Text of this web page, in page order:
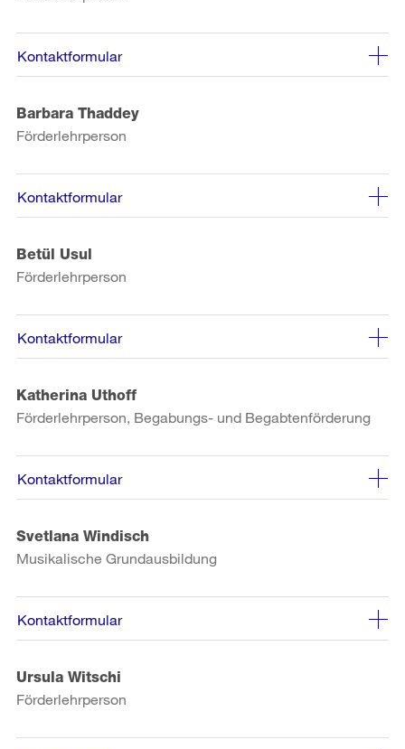
Kontaktformular
Barbara Thaddey
Förderlehrperson
Kontaktformular
Betül Usul
Förderlehrperson
Kontaktformular
Katherina Uthoff
Förderlehrperson, Begabungs- und Begabtenförderung
Kontaktformular
Svetlana Windisch
Musikalische Grundausbildung
Kontaktformular
Ursula Witschi
Förderlehrperson